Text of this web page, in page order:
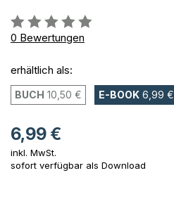
Bewertung::
0%
0 Bewertungen
erhältlich als:
BUCH 10,50 € E-BOOK 6,99 €
6,99 €
inkl. MwSt.
sofort verfügbar als Download